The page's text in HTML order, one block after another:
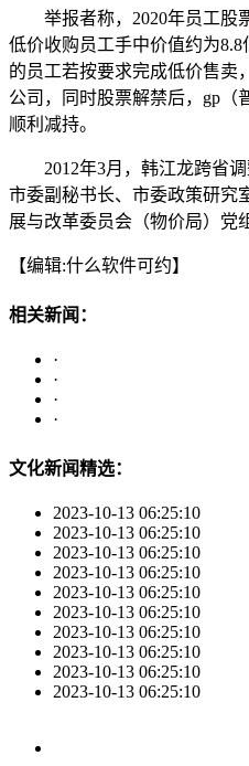
举报者称，2020年员工股
低价收购员工手中价值约为
的员工若按要求完成低价售卖
公司，同时股票解禁后，gp（
顺利减持。
2012年3月，韩江龙跨省调
市委副秘书长、市委政策研究
展与改革委员会（物价局）党
【编辑:什么软件可约】
相关新闻：
·
·
·
·
文化新闻精选：
2023-10-13 06:25:10
2023-10-13 06:25:10
2023-10-13 06:25:10
2023-10-13 06:25:10
2023-10-13 06:25:10
2023-10-13 06:25:10
2023-10-13 06:25:10
2023-10-13 06:25:10
2023-10-13 06:25:10
2023-10-13 06:25:10